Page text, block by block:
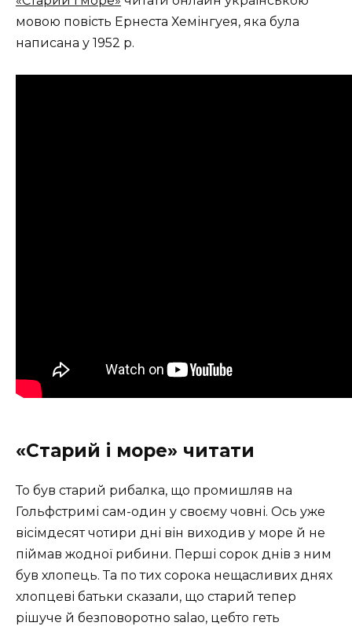
мовою повість Ернеста Хемінгуея, яка була
написана у 1952 р.
«Старий і море» читати
То був старий рибалка, що промишляв на
Гольфстримі сам-один у своєму човні. Ось уже
вісімдесят чотири дні він виходив у море й не
піймав жодної рибини. Перші сорок днів з ним
був хлопець. Та по тих сорока нещасливих днях
хлопцеві батьки сказали, що старий тепер
рішуче й безповоротно salao, цебто геть